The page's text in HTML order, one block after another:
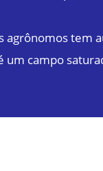
agrônomos tem
um campo